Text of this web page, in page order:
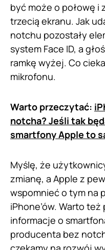
być może o połowę i
trzecią ekranu. Jak
notchu pozostały
system Face ID, a
ramkę wyżej. Co
mikrofonu.
Warto przeczytać:
notcha? Jeśli tak
smartfony Apple to
Myślę, że
zmianę, a Apple z
wspomnieć o tym na
iPhone’ów. Warto
informacje o
producenta bez